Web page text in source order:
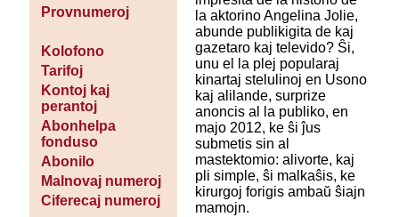
Provnumeroj
Kolofono
Tarifoj
Kontoj kaj
perantoj
Abonhelpa
fonduso
Abonilo
Malnovaj numeroj
Ciferecaj numeroj
la aktorino Angelina Jolie,
abunde publikigita de kaj
gazetaro kaj televido? Ŝi,
unu el la plej popularaj
kinartaj stelulinoj en Usono
kaj alilande, surprize
anoncis al la publiko, en
majo 2012, ke ŝi ĵus
submetis sin al
mastektomio: alivorte, kaj
pli simple, ŝi malkaŝis, ke
kirurgoj forigis ambaŭ ŝiajn
mamojn.